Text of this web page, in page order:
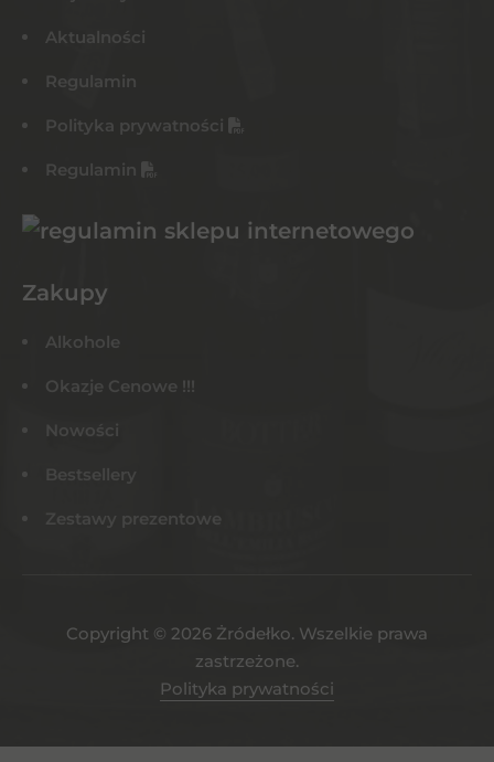
Aktualności
Regulamin
Polityka prywatności
Regulamin
Zakupy
Alkohole
Okazje Cenowe !!!
Nowości
Bestsellery
Zestawy prezentowe
Copyright © 2026 Żródełko. Wszelkie prawa
zastrzeżone.
Polityka prywatności